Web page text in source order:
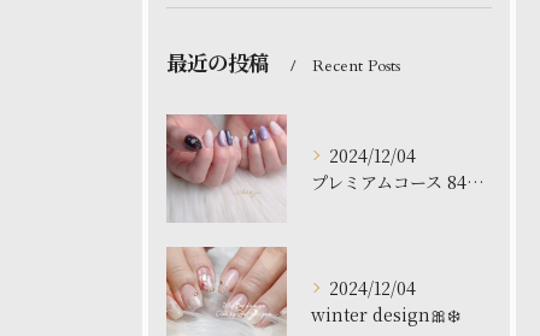
最近の投稿 Recent Posts
2024/12/04
プレミアムコース 8480円
2024/12/04
winter design🎀❄️